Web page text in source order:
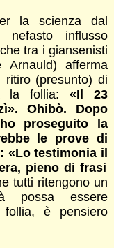
la scienza dal
influsso
tra i giansenisti
Arnauld) afferma
ritiro (presunto) di
la follia:«Il 23
Ohibò. Dopo
proseguito la
le prove di
«Lo testimonia il
pieno di frasi
tutti ritengono un
possa essere
è pensiero